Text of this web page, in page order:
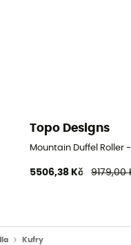
Topo Designs
Mountain Duffel Roller
5506,38 Kč 9179,00
Kufry